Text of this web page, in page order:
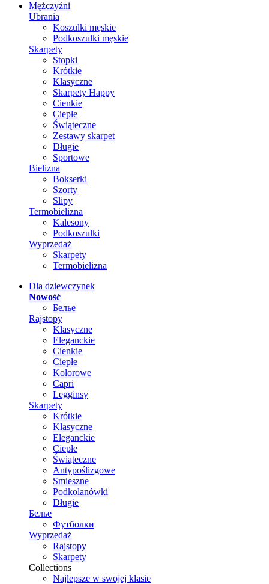
Mężczyźni
Ubrania
Koszulki męskie
Podkoszulki męskie
Skarpety
Stopki
Krótkie
Klasyczne
Skarpety Happy
Cienkie
Ciepłe
Świąteczne
Zestawy skarpet
Długie
Sportowe
Bielizna
Bokserki
Szorty
Slipy
Termobielizna
Kalesony
Podkoszulki
Wyprzedaż
Skarpety
Termobielizna
Dla dziewczynek
Nowość
Белье
Rajstopy
Klasyczne
Eleganckie
Cienkie
Ciepłe
Kolorowe
Capri
Legginsy
Skarpety
Krótkie
Klasyczne
Eleganckie
Ciepłe
Świąteczne
Antypoślizgowe
Smieszne
Podkolanówki
Długie
Белье
Футболки
Wyprzedaż
Rajstopy
Skarpety
Collections
Najlepsze w swojej klasie